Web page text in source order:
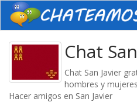
Chat
Chat San Javier
hombres y
Hacer amigos en San Javier